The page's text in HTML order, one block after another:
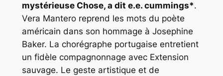
mystérieuse Chose, a dit e.e. cummings*.
Vera Mantero reprend les mots du poète
américain dans son hommage à Josephine
Baker. La chorégraphe portugaise entretient
un fidèle compagnonnage avec Extension
sauvage. Le geste artistique et de